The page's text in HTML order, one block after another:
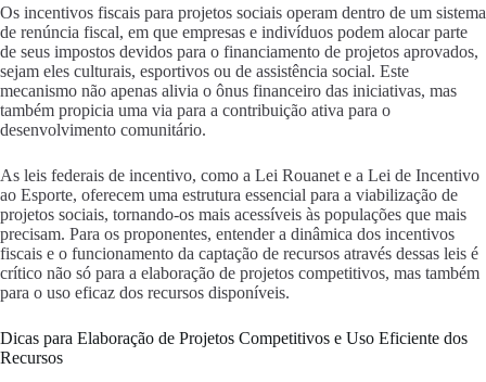
Os incentivos fiscais para projetos sociais operam dentro de um sistema
de renúncia fiscal, em que empresas e indivíduos podem alocar parte
de seus impostos devidos para o financiamento de projetos aprovados,
sejam eles culturais, esportivos ou de assistência social. Este
mecanismo não apenas alivia o ônus financeiro das iniciativas, mas
também propicia uma via para a contribuição ativa para o
desenvolvimento comunitário.
As leis federais de incentivo, como a Lei Rouanet e a Lei de Incentivo
ao Esporte, oferecem uma estrutura essencial para a viabilização de
projetos sociais, tornando-os mais acessíveis às populações que mais
precisam. Para os proponentes, entender a dinâmica dos incentivos
fiscais e o funcionamento da captação de recursos através dessas leis é
crítico não só para a elaboração de projetos competitivos, mas também
para o uso eficaz dos recursos disponíveis.
Dicas para Elaboração de Projetos Competitivos e Uso Eficiente dos
Recursos